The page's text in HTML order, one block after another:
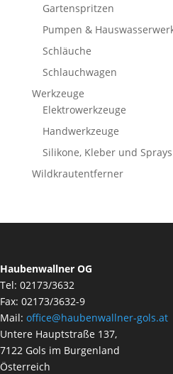
Gartenspritzen
Pumpen &
Schläuche
Schlauchwagen
Werkzeuge
Elektrowerkzeuge
Handwerkzeuge
Silikone, Kleber und Sprays
Wildkrautentferner
Haubenwallner OG
Tel: 02173/3632
Fax: 02173/3632-9
Mail: office@haubenwallner-gols.at
Untere Hauptstraße 137,
7122 Gols im Burgenland
Österreich